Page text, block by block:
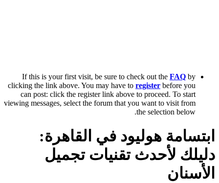
If this is your first visit, be sure to check out the FAQ by
clicking the link above. You may have to register before you
can post: click the register link above to proceed. To start
viewing messages, select the forum that you want to visit from
the selection below.
ابتسامة هوليود في القاهرة:
دليلك لأحدث تقنيات تجميل
الأسنان